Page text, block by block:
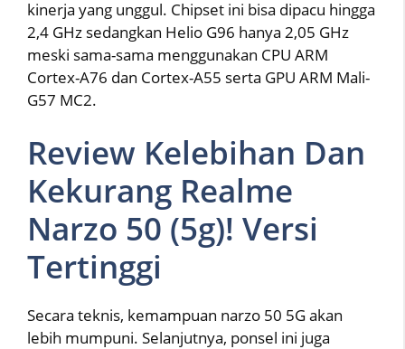
kinerja yang unggul. Chipset ini bisa dipacu hingga
2,4 GHz sedangkan Helio G96 hanya 2,05 GHz
meski sama-sama menggunakan CPU ARM
Cortex-A76 dan Cortex-A55 serta GPU ARM Mali-
G57 MC2.
Review Kelebihan Dan
Kekurang Realme
Narzo 50 (5g)! Versi
Tertinggi
Secara teknis, kemampuan narzo 50 5G akan
lebih mumpuni. Selanjutnya, ponsel ini juga